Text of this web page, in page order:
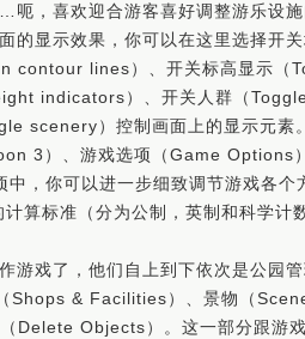
，喜欢迎合游客喜好调整游乐设施
的显示效果，你可以在这里选择
contour lines）、开关标高显示
indicators）、开关人群（
scenery）控制画面上的显示元素
3）、游戏选项（Game Options
中，你可以进一步细致调节游戏各个
算标准（分为公制，英制和科学计
游戏了，他们自上到下依次是公园
Shops & Facilities）、景物（
Delete Objects）。这一部分跟游